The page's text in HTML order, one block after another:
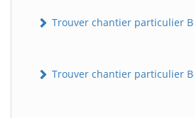
Trouver chantier particulier
Trouver chantier particulier